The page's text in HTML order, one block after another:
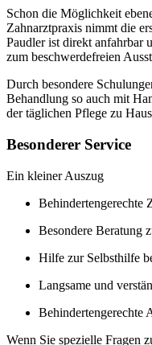
Schon die Möglichkeit
Zahnarztpraxis nimmt die
Paudler ist direkt anfahrbar
zum beschwerdefreien
Durch besondere
Behandlung so auch mit
der täglichen Pflege zu
Besonderer Service
Ein kleiner Auszug
Behindertengerechte
Besondere Beratung
Hilfe zur Selbsthilfe
Langsame und
Behindertengerechte
Wenn Sie spezielle Fragen